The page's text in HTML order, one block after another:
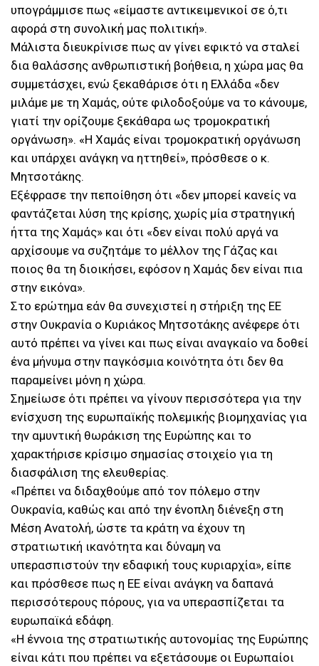
υπογράμμισε πως «είμαστε αντικειμενικοί σε ό,τι
αφορά στη συνολική μας πολιτική».
Μάλιστα διευκρίνισε πως αν γίνει εφικτό να σταλεί
δια θαλάσσης ανθρωπιστική βοήθεια, η χώρα μας θα
συμμετάσχει, ενώ ξεκαθάρισε ότι η Ελλάδα «δεν
μιλάμε με τη Χαμάς, ούτε φιλοδοξούμε να το κάνουμε,
γιατί την ορίζουμε ξεκάθαρα ως τρομοκρατική
οργάνωση». «Η Χαμάς είναι τρομοκρατική οργάνωση
και υπάρχει ανάγκη να ηττηθεί», πρόσθεσε ο κ.
Μητσοτάκης.
Εξέφρασε την πεποίθηση ότι «δεν μπορεί κανείς να
φαντάζεται λύση της κρίσης, χωρίς μία στρατηγική
ήττα της Χαμάς» και ότι «δεν είναι πολύ αργά να
αρχίσουμε να συζητάμε το μέλλον της Γάζας και
ποιος θα τη διοικήσει, εφόσον η Χαμάς δεν είναι πια
στην εικόνα».
Στο ερώτημα εάν θα συνεχιστεί η στήριξη της ΕΕ
στην Ουκρανία ο Κυριάκος Μητσοτάκης ανέφερε ότι
αυτό πρέπει να γίνει και πως είναι αναγκαίο να δοθεί
ένα μήνυμα στην παγκόσμια κοινότητα ότι δεν θα
παραμείνει μόνη η χώρα.
Σημείωσε ότι πρέπει να γίνουν περισσότερα για την
ενίσχυση της ευρωπαϊκής πολεμικής βιομηχανίας για
την αμυντική θωράκιση της Ευρώπης και το
χαρακτήρισε κρίσιμο σημασίας στοιχείο για τη
διασφάλιση της ελευθερίας.
«Πρέπει να διδαχθούμε από τον πόλεμο στην
Ουκρανία, καθώς και από την ένοπλη διένεξη στη
Μέση Ανατολή, ώστε τα κράτη να έχουν τη
στρατιωτική ικανότητα και δύναμη να
υπερασπιστούν την εδαφική τους κυριαρχία», είπε
και πρόσθεσε πως η ΕΕ είναι ανάγκη να δαπανά
περισσότερους πόρους, για να υπερασπίζεται τα
ευρωπαϊκά εδάφη.
«Η έννοια της στρατιωτικής αυτονομίας της Ευρώπης
είναι κάτι που πρέπει να εξετάσουμε οι Ευρωπαίοι